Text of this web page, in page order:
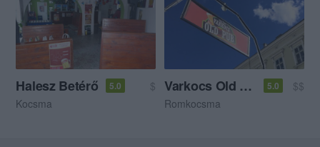
Halesz Betérő 5.0
$
Kocsma
Varkocs Old Pub 5.0
$$
Romkocsma